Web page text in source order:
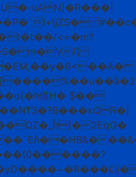
uAN]�R���|
<=�m?
Ԯ
僙H� $��
2EqG�